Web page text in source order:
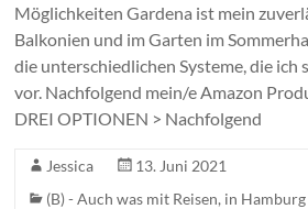
Möglichkeiten Gardena ist mein
Balkonien und im Garten im
die unterschiedlichen Systeme, die ich
vor. Nachfolgend mein/e Amazon
DREI OPTIONEN > Nachfolgend
Jessica
13. Juni 2021
(B) - Auch was mit Reisen, in